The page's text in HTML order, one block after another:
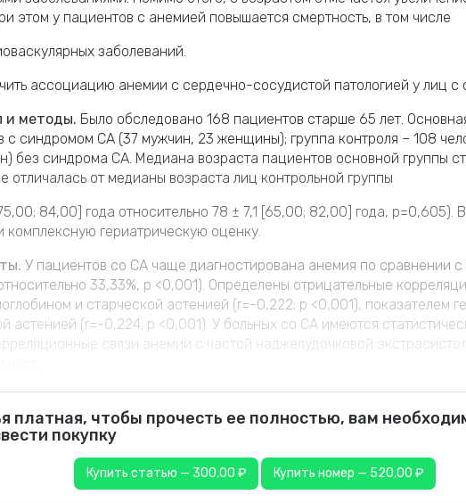
этом у пациентов с анемией повышается смертность, в том числе
заболеваний.
ассоциацию анемии с сердечно-сосудистой патологией у лиц с
и методы. Было обследовано 168 пациентов старше 65 лет.
с синдромом СА (37 мужчин, 23 женщины); группа контроля – 108
без синдрома СА. Медиана возраста пациентов основной группы
отличалась от медианы возраста лиц контрольной группы
84,00] года относительно 78 ± 7,1 [65,00; 82,00] года, р=0,605).
комплексную гериатрическую оценку.
У пациентов со СА чаще диагностирована анемия по сравнении
33,33%, р <0,001). Определены отрицательные
и старческой астенией (r=-0,222; p <0,001), показателем
астенией (r=-0,224; p <0,001). У больных со СА имеются
связи анемии с частой наджелудочковой
платная, чтобы прочесть ее полностью, вам
покупку
Купить статью — 300,00 ₽ Купить номер — 520,00 ₽